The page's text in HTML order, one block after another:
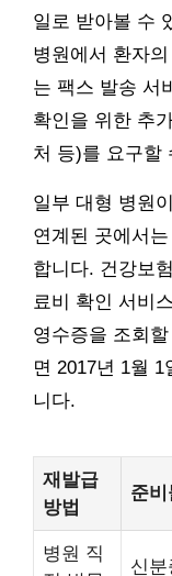
일로 받아볼 수
병원에서 환자
는 팩스 발송 서
확인을 위한 추
처 등)를 요구할
일부 대형 병원
연계된 곳에서
합니다. 건강보
료비 확인 서비
영수증을 조회
면 2017년 1월
니다.
재발급
방법
준비
병원 직
신분